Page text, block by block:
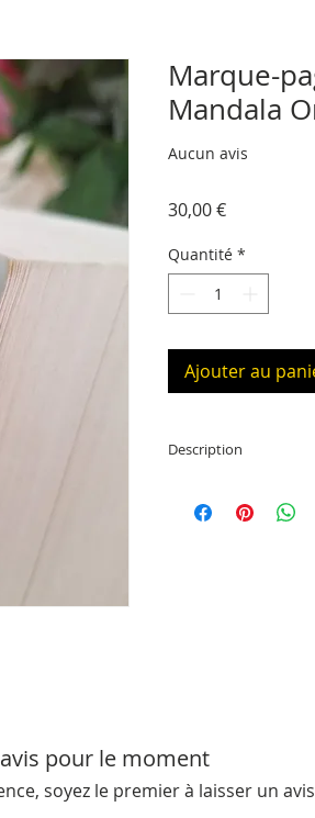
Marque-
Mandala
Aucun avis
30,00 €Prix
Quantité *
Ajouter au
Description
14 cm de long
pour le moment
soyez le premier à laisser un